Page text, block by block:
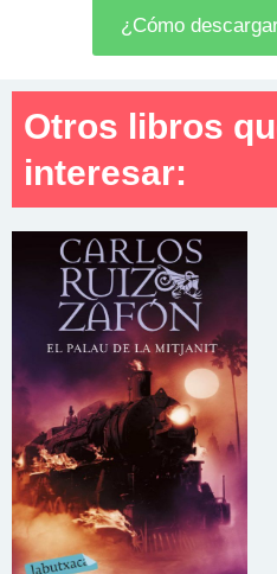
¿Cómo
Otros libros
interesar: